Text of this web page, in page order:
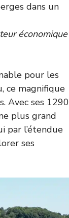
dans un
économique
pour les
ce magnifique
Avec ses 1290
plus grand
par l’étendue
ses